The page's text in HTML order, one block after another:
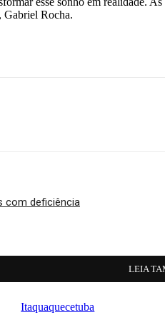
Gabriel Rocha.
com deficiência
LEIA
Itaquaquecetuba